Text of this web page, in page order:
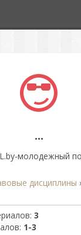
...
молодежный
дисциплины
: 3
: 1-3